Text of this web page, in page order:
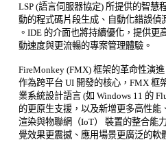
LSP (語言伺服器協定) 所提供的智
動的程式碼片段生成、自動化錯誤
。IDE 的介面也將持續優化，提供
動速度與更流暢的專案管理體驗。
FireMonkey (FMX) 框架的革命性演
作為跨平台 UI 開發的核心，FMX
業系統設計語言 (如 Windows 11 的
的更原生支援，以及新增更多高性
渲染與物聯網（IoT） 裝置的整合能
覺效果更震撼、應用場景更廣泛的軟